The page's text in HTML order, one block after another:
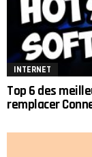
INTERNET
Top 6 des
remplacer